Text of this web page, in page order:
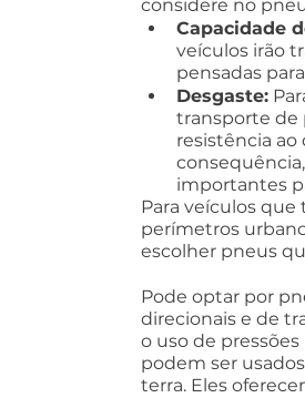
considere no
Capacidade
veículos irão
pensadas
Desgaste:
transporte de
resistência
importantes
Para veículos
perímetros
escolher pneus
Pode optar por
direcionais e de
o uso de
podem ser
terra. Eles